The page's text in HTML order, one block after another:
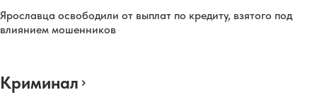
Ярославца освободили от выплат по кредиту, взятого под
влиянием мошенников
Криминал